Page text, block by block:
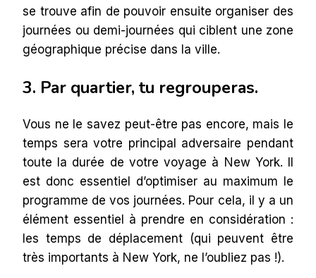
se trouve afin de pouvoir ensuite organiser des
journées ou demi-journées qui ciblent une zone
géographique précise dans la ville.
3. Par quartier, tu regrouperas.
Vous ne le savez peut-être pas encore, mais le
temps sera votre principal adversaire pendant
toute la durée de votre voyage à New York. Il
est donc essentiel d’optimiser au maximum le
programme de vos journées. Pour cela, il y a un
élément essentiel à prendre en considération :
les temps de déplacement (qui peuvent être
très importants à New York, ne l’oubliez pas !).